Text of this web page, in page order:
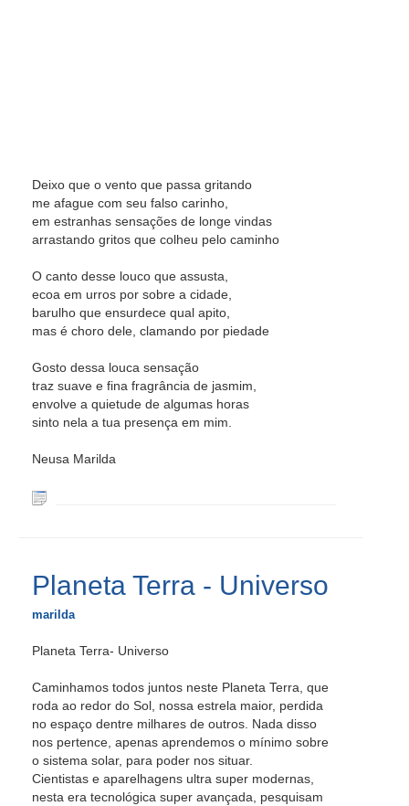
Deixo que o vento que passa gritando
me afague com seu falso carinho,
em estranhas sensações de longe vindas
arrastando gritos que colheu pelo caminho
O canto desse louco que assusta,
ecoa em urros por sobre a cidade,
barulho que ensurdece qual apito,
mas é choro dele, clamando por piedade
Gosto dessa louca sensação
traz suave e fina fragrância de jasmim,
envolve a quietude de algumas horas
sinto nela a tua presença em mim.
Neusa Marilda
Planeta Terra - Universo
marilda
Planeta Terra- Universo
Caminhamos todos juntos neste Planeta Terra, que
roda ao redor do Sol, nossa estrela maior, perdida
no espaço dentre milhares de outros. Nada disso
nos pertence, apenas aprendemos o mínimo sobre
o sistema solar, para poder nos situar.
Cientistas e aparelhagens ultra super modernas,
nesta era tecnológica super avançada, pesquisam